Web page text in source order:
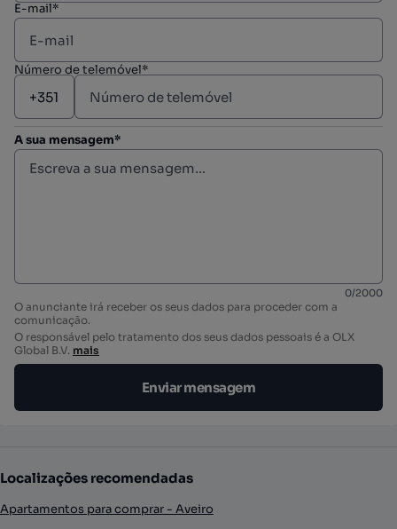
E-mail*
Número de telemóvel*
A sua mensagem*
0/2000
O anunciante irá receber os seus dados para proceder com a
comunicação.
O responsável pelo tratamento dos seus dados pessoais é a OLX
Global B.V. mais
Enviar mensagem
Localizações recomendadas
Apartamentos para comprar - Aveiro